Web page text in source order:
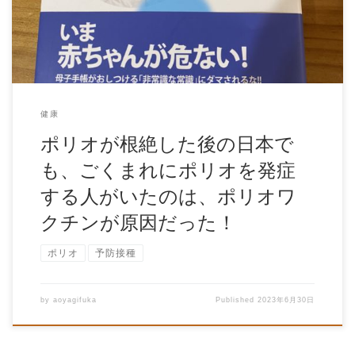
健康
ポリオが根絶した後の日本で
も、ごくまれにポリオを発症
する人がいたのは、ポリオワ
クチンが原因だった！
ポリオ 予防接種
by aoyagifuka Published2023年6月30日